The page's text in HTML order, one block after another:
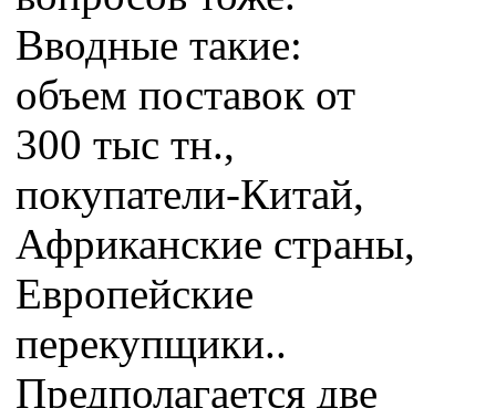
Вводные такие:
объем поставок от
300 тыс тн.,
покупатели-Китай,
Африканские страны,
Европейские
перекупщики..
Предполагается две